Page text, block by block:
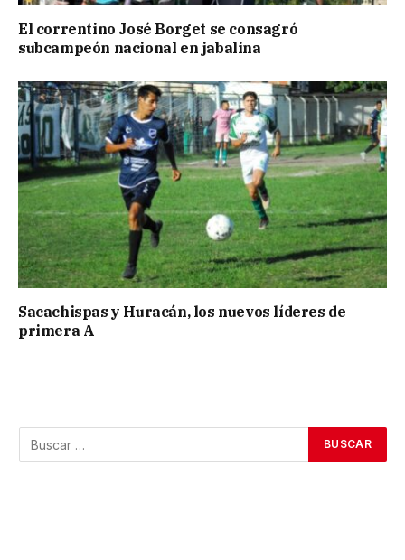
El correntino José Borget se consagró
subcampeón nacional en jabalina
Sacachispas y Huracán, los nuevos líderes de
primera A